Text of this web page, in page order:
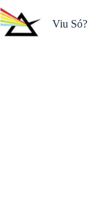
Pular
para
o
Viu Só?